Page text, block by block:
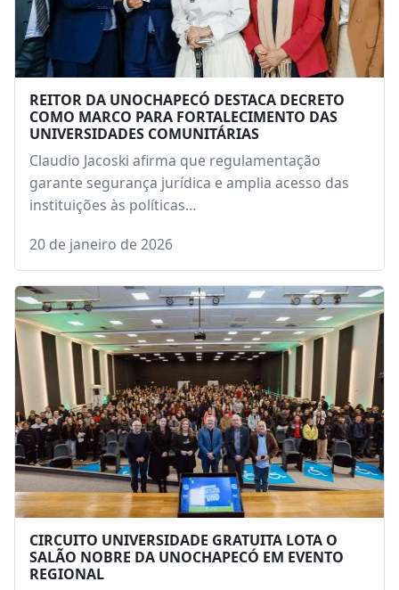
REITOR DA UNOCHAPECÓ DESTACA DECRETO
COMO MARCO PARA FORTALECIMENTO DAS
UNIVERSIDADES COMUNITÁRIAS
Claudio Jacoski afirma que regulamentação
garante segurança jurídica e amplia acesso das
instituições às políticas…
20 de janeiro de 2026
CIRCUITO UNIVERSIDADE GRATUITA LOTA O
SALÃO NOBRE DA UNOCHAPECÓ EM EVENTO
REGIONAL